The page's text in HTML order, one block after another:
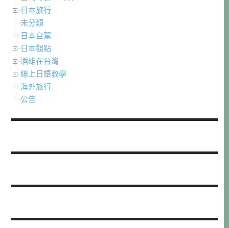
日本旅行
未分類
日本自駕
日本觀點
酒雄在台灣
線上日語教學
海外旅行
公告